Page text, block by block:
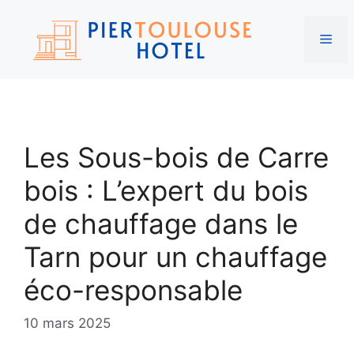
contenuLes Sous-bois de Carre
bois : L’expert du bois
de chauffage dans le
Tarn pour un chauffage
éco-responsable
10 mars 2025